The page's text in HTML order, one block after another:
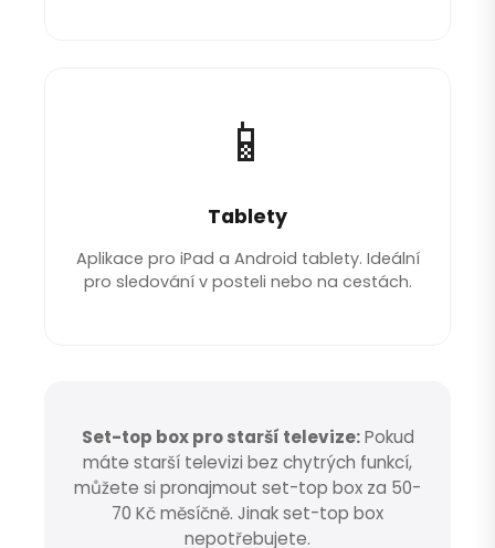
📱
Tablety
Aplikace pro iPad a Android tablety. Ideální
pro sledování v posteli nebo na cestách.
Set-top box pro starší televize:Pokud
máte starší televizi bez chytrých funkcí,
můžete si pronajmout set-top box za 50-
70 Kč měsíčně. Jinak set-top box
nepotřebujete.